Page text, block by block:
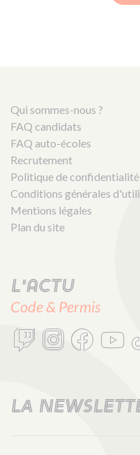
Qui sommes-nous ?
FAQ candidats
FAQ auto-écoles
Recrutement
Politique de confidentialité
Conditions générales
Mentions légales
Plan du site
L'actu
Code & Permis
LA